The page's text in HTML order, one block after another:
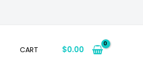
CART $0.00